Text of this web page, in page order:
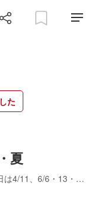
た
夏
2026/04/11(土) ～ 2026/07/11(土) 開催日は4/11、6/6・13・20、7/4・11。第1部13:00～、第2部14:30～。